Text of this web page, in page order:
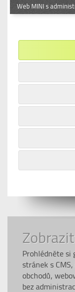
Web MINI s
Prohlédněte si
stránek s
obchodů,
bez